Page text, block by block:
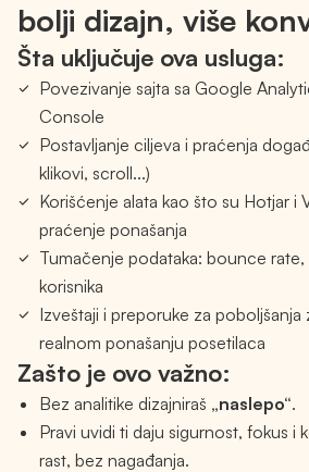
bolji dizajn, više
Šta uključuje ova usluga:
Povezivanje sajta sa Google
Console
Postavljanje ciljeva i praćenja
klikovi, scroll...)
Korišćenje alata kao što su Hotjar i
praćenje ponašanja
Tumačenje podataka: bounce
korisnika
Izveštaji i preporuke za poboljšanja
realnom ponašanju posetilaca
Zašto je ovo važno:
Bez analitike dizajniraš „naslepo“.
Pravi uvidi ti daju sigurnost, fokus i
rast, bez nagađanja.